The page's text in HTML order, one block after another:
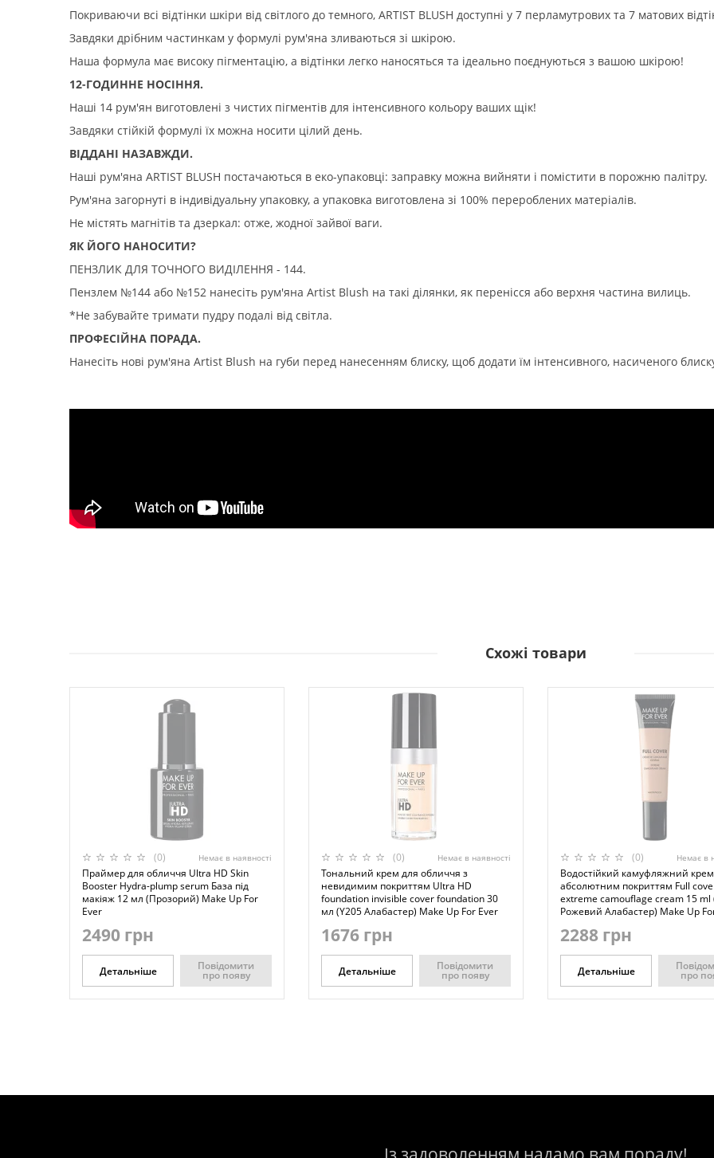
Покриваючи всі відтінки шкіри від світлого до темного, ARTIST BLUSH доступні у 7 перламутрових та 7 матових
Завдяки дрібним частинкам у формулі рум'яна зливаються зі шкірою.
Наша формула має високу пігментацію, а відтінки легко наносяться та ідеально поєднуються з вашою шкірою!
12-ГОДИННЕ НОСІННЯ.
Наші 14 рум'ян виготовлені з чистих пігментів для інтенсивного кольору ваших щік!
Завдяки стійкій формулі їх можна носити цілий день.
ВІДДАНІ НАЗАВЖДИ.
Наші рум'яна ARTIST BLUSH постачаються в еко-упаковці: заправку можна вийняти і помістити в порожню палітру.
Рум'яна загорнуті в індивідуальну упаковку, а упаковка виготовлена зі 100% перероблених матеріалів.
Не містять магнітів та дзеркал: отже, жодної зайвої ваги.
ЯК ЙОГО НАНОСИТИ?
ПЕНЗЛИК ДЛЯ ТОЧНОГО ВИДІЛЕННЯ - 144.
Пензлем №144 або №152 нанесіть рум'яна Artist Blush на такі ділянки, як перенісся або верхня частина вилиць.
*Не забувайте тримати пудру подалі від світла.
ПРОФЕСІЙНА ПОРАДА.
Нанесіть нові рум'яна Artist Blush на губи перед нанесенням блиску, щоб додати їм інтенсивного, насиченого
Схожі товари
(0) Немає в наявності
Праймер для обличчя Ultra HD Skin
Booster Hydra-plump serum База під
макіяж 12 мл (Прозорий) Make Up For
Ever
2490 грн
Детальніше Повідомити
про появу
(0) Немає в наявності
Тональний крем для обличчя з
невидимим покриттям Ultra HD
foundation invisible cover foundation 30
мл (Y205 Алабастер) Make Up For Ever
1676 грн
Детальніше Повідомити
про появу
(0) Немає в
Водостійкий камуфляжний
абсолютним покриттям Full
extreme camouflage cream 15 ml
Рожевий Алабастер) Make Up
2288 грн
Детальніше про